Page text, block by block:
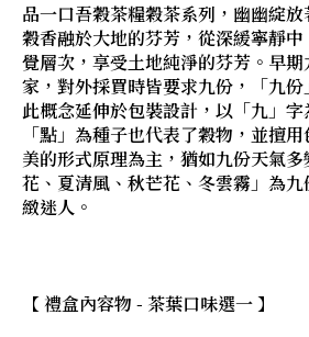
品一口吾穀茶糧穀茶系列，幽幽綻
穀香融於大地的芬芳，從深緩寧靜
覺層次，享受土地純淨的芬芳。早
家，對外採買時皆要求九份，「九
此概念延伸於包裝設計，以「九」字
「點」為種子也代表了穀物，並擅用
美的形式原理為主，猶如九份天氣
花、夏清風、秋芒花、冬雲霧」為
緻迷人。
【 禮盒內容物 - 茶葉口味選一 】